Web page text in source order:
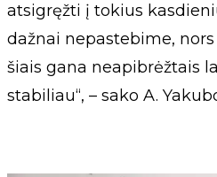
atsigręžti į tokius
dažnai nepastebime,
šiais gana neapibrėžtais
stabiliau“, – sako A.